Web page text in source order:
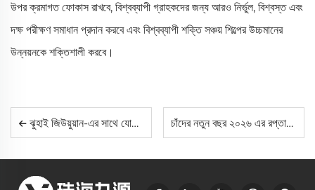
উপর ক্রমাগত ফোকাস রাখবে, বিশ্বব্যাপী গ্রাহকদের জন্য আরও নির্ভুল, বিশ্বস্ত এবং
দক্ষ পরীক্ষণ সমাধান প্রদান করবে এবং বিশ্বব্যাপী শক্তি সঞ্চয় শিল্পের উচ্চমানের
উন্নয়নকে শক্তিশালী করবে।
ঝুহাই জিউয়ুয়ান-এর সাথে যোগ দিন ১৮তম চীন আন্তর্জাতিক ব্যাটারি ফেয়ার (CIBF ২০২৬)-এ চাঁদের নতুন বছর ২০২৬ এর রপ্তানি বৃদ্ধি: ঝুহাই জিউয়ুয়ান বিশ্বব্যাপী উন্নত ব্যাটারি পরীক্ষণ সিস্টেম পাঠাচ্ছে